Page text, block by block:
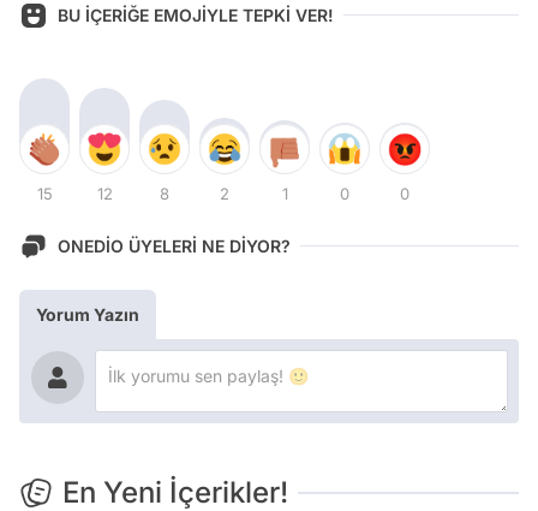
BU İÇERİĞE EMOJİYLE TEPKİ VER!
15 12 8 2 1 0 0
ONEDİO ÜYELERİ NE DİYOR?
Yorum Yazın
En Yeni İçerikler!